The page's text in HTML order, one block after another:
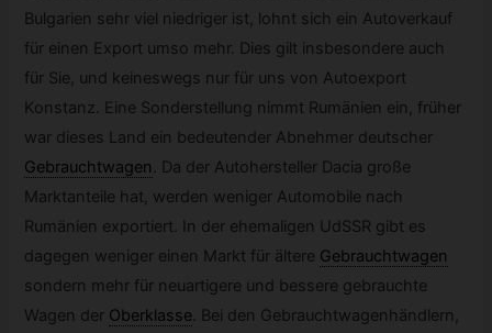
Bulgarien sehr viel niedriger ist, lohnt sich ein Autoverkauf
für einen Export umso mehr. Dies gilt insbesondere auch
für Sie, und keineswegs nur für uns von Autoexport
Konstanz. Eine Sonderstellung nimmt Rumänien ein, früher
war dieses Land ein bedeutender Abnehmer deutscher
Gebrauchtwagen. Da der Autohersteller Dacia große
Marktanteile hat, werden weniger Automobile nach
Rumänien exportiert. In der ehemaligen UdSSR gibt es
dagegen weniger einen Markt für ältere Gebrauchtwagen
sondern mehr für neuartigere und bessere gebrauchte
Wagen der Oberklasse. Bei den Gebrauchtwagenhändlern,